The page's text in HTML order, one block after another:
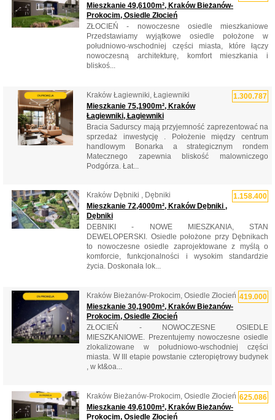
Mieszkanie 49,6100m², Kraków Bieżanów-
Prokocim, Osiedle Złocień
ZŁOCIEŃ - nowoczesne osiedle mieszkaniowe
Przedstawiamy wyjątkowe osiedle położone w
południowo-wschodniej części miasta, które łączy
nowoczesną architekturę, komfort mieszkania i
bliskoś...
1.300.787
Kraków Łagiewniki, Łagiewniki
Mieszkanie 75,1900m², Kraków
Łagiewniki, Łagiewniki
Bracia Sadurscy mają przyjemność zaprezentować na
sprzedaż inwestycję . Położenie między centrum
handlowym Bonarka a strategicznym rondem
Matecznego zapewnia bliskość malowniczego
Podgórza. Łat...
1.158.400
Kraków Dębniki , Dębniki
Mieszkanie 72,4000m², Kraków Dębniki ,
Dębniki
DEBNIKI - NOWE MIESZKANIA, STAN
DEWELOPERSKI. Osiedle położone przy Dębnikach
to nowoczesne osiedle zaprojektowane z myślą o
komforcie, funkcjonalności i wysokim standardzie
życia. Doskonała lok...
419.000
Kraków Bieżanów-Prokocim, Osiedle Złocień
Mieszkanie 30,1900m², Kraków Bieżanów-
Prokocim, Osiedle Złocień
ZŁOCIEŃ - NOWOCZESNE OSIEDLE
MIESZKANIOWE. Prezentujemy nowoczesne osiedle
zlokalizowane w południowo-wschodniej części
miasta. W III etapie powstanie czteropiętrowy budynek
, w kt&oa...
625.086
Kraków Bieżanów-Prokocim, Osiedle Złocień
Mieszkanie 49,6100m², Kraków Bieżanów-
Prokocim, Osiedle Złocień